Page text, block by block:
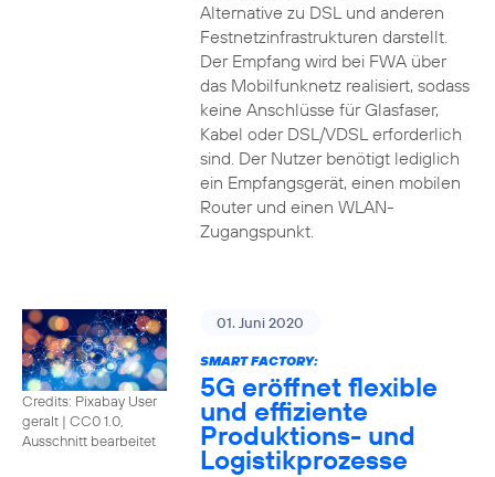
Alternative zu DSL und anderen
Festnetzinfrastrukturen darstellt.
Der Empfang wird bei FWA über
das Mobilfunknetz realisiert, sodass
keine Anschlüsse für Glasfaser,
Kabel oder DSL/VDSL erforderlich
sind. Der Nutzer benötigt lediglich
ein Empfangsgerät, einen mobilen
Router und einen WLAN-
Zugangspunkt.
Credits: Pixabay User
geralt | CC0 1.0,
Ausschnitt bearbeitet
01. Juni 2020
SMART FACTORY:
5G eröffnet flexible
und effiziente
Produktions- und
Logistikprozesse